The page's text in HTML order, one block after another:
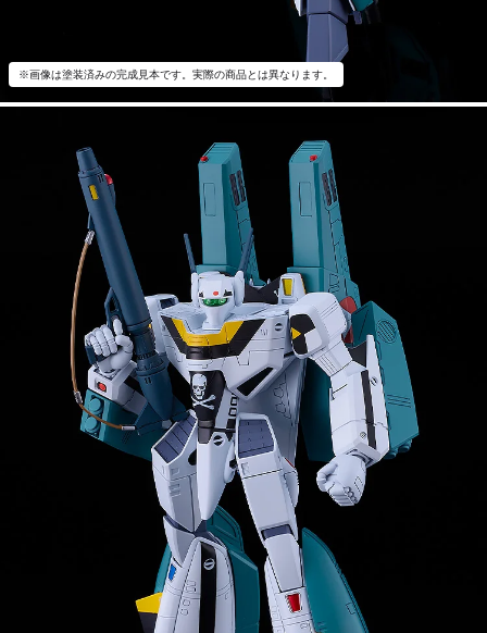
※画像は塗装済みの完成見本です。実際の商品とは異なります。